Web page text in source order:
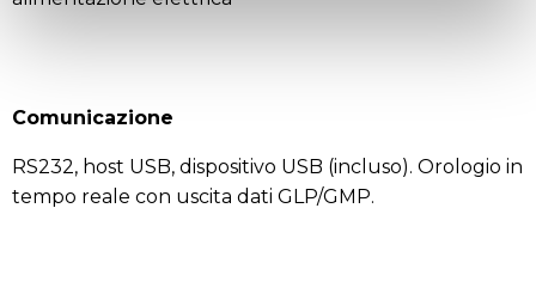
Comunicazione
RS232, host USB, dispositivo USB (incluso). Orologio in
tempo reale con uscita dati GLP/GMP.